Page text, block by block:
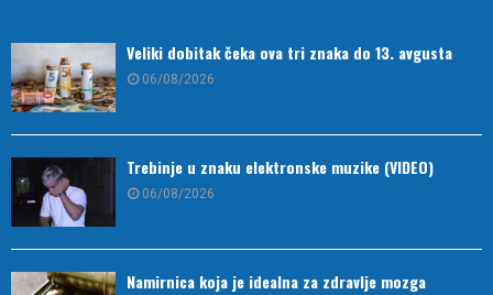
Veliki dobitak čeka ova tri znaka do 13. avgusta
06/08/2026
Trebinje u znaku elektronske muzike (VIDEO)
06/08/2026
Namirnica koja je idealna za zdravlje mozga